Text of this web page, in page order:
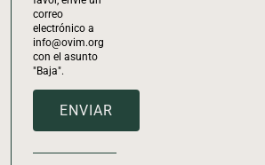
correo
electrónico a
info@ovim.org
con el asunto
"Baja".
ENVIAR